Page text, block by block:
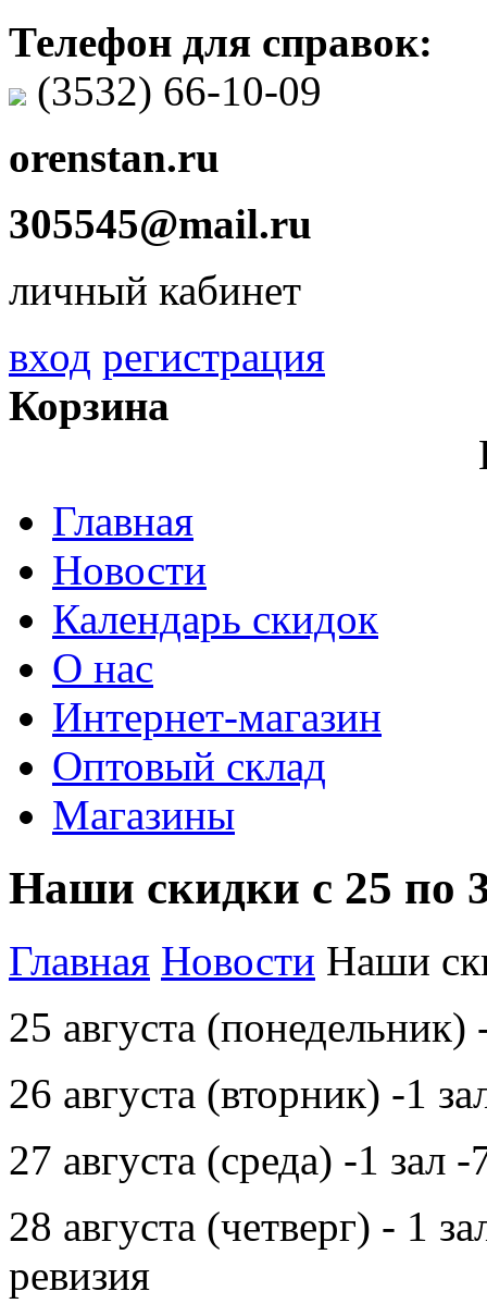
Телефон для справок:
(3532) 66-10-09
orenstan.ru
305545@mail.ru
личный кабинет
вход регистрация
Корзина
Главная
Новости
Календарь скидок
О нас
Интернет-магазин
Оптовый склад
Магазины
Наши скидки с 25 по
Главная Новости Наши
25 августа
26 августа (вторник) -1
27 августа (среда) -1 зал
28 августа (четверг) - 1
ревизия